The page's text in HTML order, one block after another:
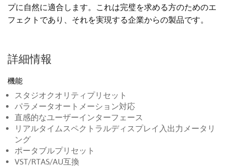
プに自然に適合します。これは完璧を求める方のためのエ
フェクトであり、それを実現する企業からの製品です。
詳細情報
機能
スタジオクオリティプリセット
パラメータオートメーション対応
直感的なユーザーインターフェース
リアルタイムスペクトラルディスプレイ入出力メータリ
ング
ポータブルプリセット
VST/RTAS/AU互換